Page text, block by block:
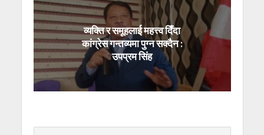
व्यक्ति र समूहलाई महत्त्व दिँदा
कांग्रेस गन्तव्यमा पुग्न सक्दैन :
उपप्रम सिंह